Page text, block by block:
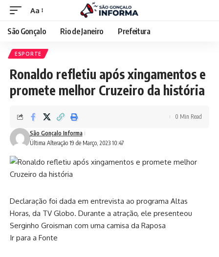
Aa
São Gonçalo Rio de Janeiro Prefeitura
ESPORTE
Ronaldo refletiu após xingamentos e
promete melhor Cruzeiro da história
Última Alteração 19 de Março, 2023 10:47
São Gonçalo Informa
0 Min Read
Declaração foi dada em entrevista ao programa Altas
Horas, da TV Globo. Durante a atração, ele presenteou
Serginho Groisman com uma camisa da Raposa
Ir para a Fonte